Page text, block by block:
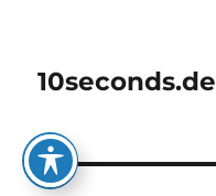
10seconds.de